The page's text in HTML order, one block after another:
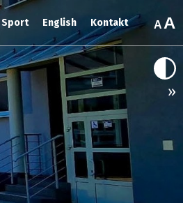
»
Sport English Kontakt